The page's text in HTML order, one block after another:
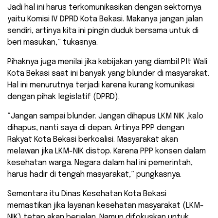
Jadi hal ini harus terkomunikasikan dengan sektornya
yaitu Komisi IV DPRD Kota Bekasi. Makanya jangan jalan
sendiri, artinya kita ini pingin duduk bersama untuk di
beri masukan,” tukasnya.
Pihaknya juga menilai jika kebijakan yang diambil Plt Wali
Kota Bekasi saat ini banyak yang blunder di masyarakat.
Hal ini menurutnya terjadi karena kurang komunikasi
dengan pihak legislatif (DPRD).
“Jangan sampai blunder. Jangan dihapus LKM NIK ,kalo
dihapus, nanti saya di depan. Artinya PPP dengan
Rakyat Kota Bekasi berkoalisi. Masyarakat akan
melawan jika LKM-NIK distop. Karena PPP konsen dalam
kesehatan warga. Negara dalam hal ini pemerintah,
harus hadir di tengah masyarakat,” pungkasnya.
Sementara itu Dinas Kesehatan Kota Bekasi
memastikan jika layanan kesehatan masyarakat (LKM-